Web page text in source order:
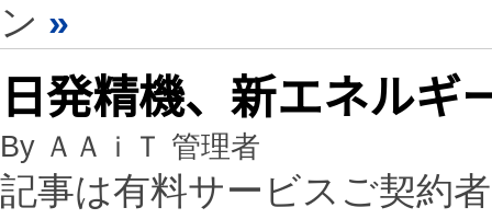
ン »
日発精機、新エネルギ
By ＡＡｉＴ 管理者
記事は有料サービスご契約